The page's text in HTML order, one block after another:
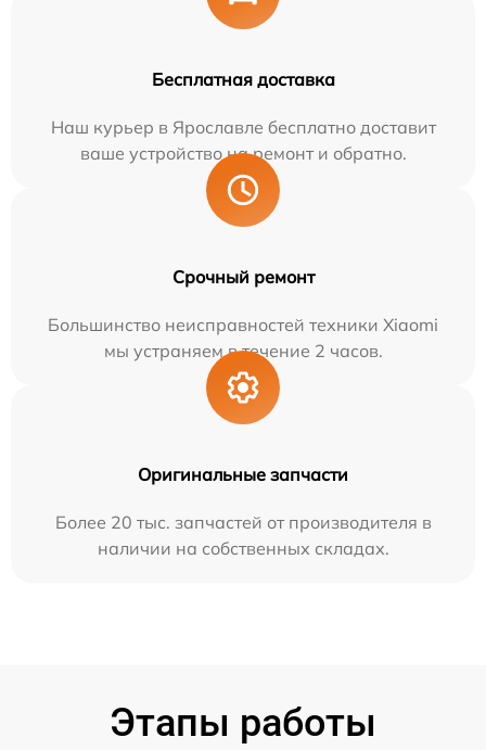
Бесплатная доставка
Наш курьер в Ярославле бесплатно доставит
ваше устройство на ремонт и обратно.
Срочный ремонт
Большинство неисправностей техники Xiaomi
мы устраняем в течение 2 часов.
Оригинальные запчасти
Более 20 тыс. запчастей от производителя в
наличии на собственных складах.
Этапы работы